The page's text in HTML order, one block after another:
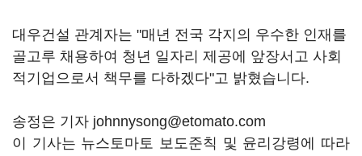
대우건설 관계자는 "매년 전국 각지의 우수한 인재를
골고루 채용하여 청년 일자리 제공에 앞장서고 사회
적기업으로서 책무를 다하겠다"고 밝혔습니다.
송정은 기자 johnnysong@etomato.com
이 기사는 뉴스토마토 보도준칙 및 윤리강령에 따라